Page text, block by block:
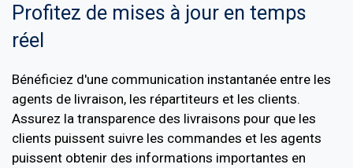
Profitez de mises à jour en temps
réel
Bénéficiez d'une communication instantanée entre les
agents de livraison, les répartiteurs et les clients.
Assurez la transparence des livraisons pour que les
clients puissent suivre les commandes et les agents
puissent obtenir des informations importantes en